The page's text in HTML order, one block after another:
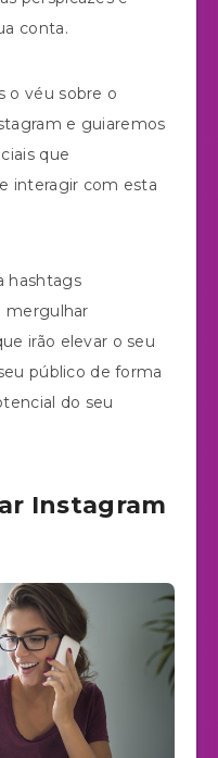
conta.
o véu sobre o
e guiaremos
que
interagir com esta
hashtags
mergulhar
irão elevar o seu
público de forma
do seu
Instagram